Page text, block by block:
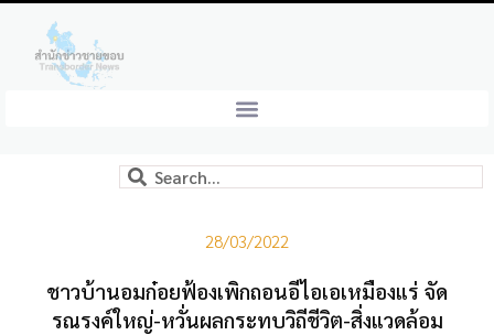
28/03/2022
ชาวบ้านอมก๋อยฟ้องเพิกถอนอีไอเอเหมืองแร่ จัด
รณรงค์ใหญ่-หวั่นผลกระทบวิถีชีวิต-สิ่งแวดล้อม